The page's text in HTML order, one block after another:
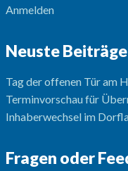
Anmelden
Neuste Beiträge
Tag der offenen Tür am
Terminvorschau für
Inhaberwechsel im
Fragen oder